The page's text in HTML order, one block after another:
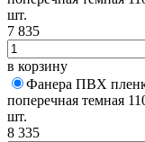
шт.
7 835
в корзину
Фанера ПВХ
поперечная темная
шт.
8 335